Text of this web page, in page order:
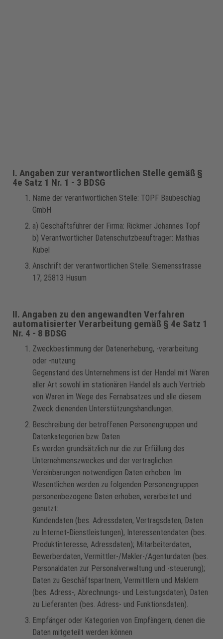
I. Angaben zur verantwortlichen Stelle gemäß §
4e Satz 1 Nr. 1 - 3 BDSG
Name der verantwortlichen Stelle: TOPF Baubeschlag
GmbH
a) Geschäftsführer der Firma: Rickmer Johannes Topf
b) Verantwortlicher Datenschutzbeauftrager: Mathias
Kubel
Anschrift der verantwortlichen Stelle: Siemensstrasse
17, 25813 Husum
II. Angaben zu den angewandten Verfahren
automatisierter Verarbeitung gemäß § 4e Satz 1
Nr. 4 - 8 BDSG
Zweckbestimmung der Datenerhebung, -verarbeitung
oder -nutzung
Gegenstand des Unternehmens ist der Handel mit Waren
aller Art sowohl im stationären Handel als auch Vertrieb
von Waren im Wege des Fernabsatzes und alle diesem
Zweck dienenden Unterstützungshandlungen.
Beschreibung der betroffenen Personengruppen und
Datenkategorien bzw. Daten
Es werden grundsätzlich nur die zur Erfüllung des
Unternehmenszweckes und der vertraglichen
Vereinbarungen notwendigen Daten erhoben. Im
Wesentlichen werden zu folgenden Personengruppen
personenbezogene Daten erhoben, verarbeitet und
genutzt:
Kundendaten (bes. Adressdaten, Vertragsdaten, Daten
zu Internet-Dienstleistungen), Interessentendaten (bes.
Produktinteresse, Adressdaten); Mitarbeiterdaten,
Bewerberdaten, Vermittler-/Makler-/Agenturdaten (bes.
Personaldaten zur Personalverwaltung und -steuerung);
Daten zu Geschäftspartnern, Vermittlern und Maklern
(bes. Adress-, Abrechnungs- und Leistungsdaten), Daten
zu Lieferanten (bes. Adress- und Funktionsdaten).
Empfänger oder Kategorien von Empfängern, denen die
Daten mitgeteilt werden können